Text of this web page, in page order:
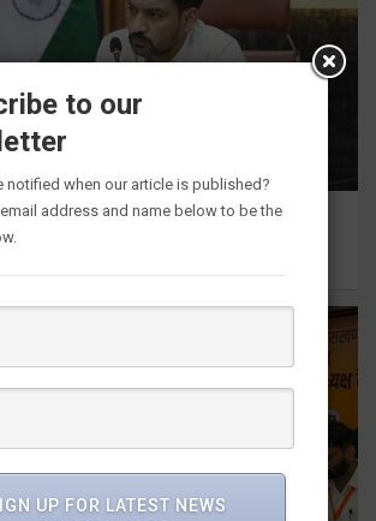
को जन-जन तक पहुंचाने की तैयारी
to our
notified when our article is published?
address and name below to be the
UP FOR LATEST NEWS